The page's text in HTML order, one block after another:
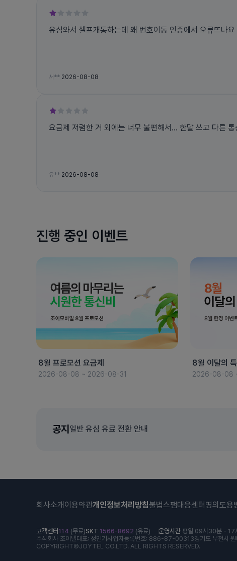
유심와서 셀프개통하는데 왜 번호이동 인증에서 오류뜨나요
서** 2026-08-08
요금제 저렴한 거 외에는 너무 불편해서... 한달 쓰고 다른
유** 2026-08-08
진행 중인 이벤트
8월 프로모션 요금제
2026-08-08 ~ 2026-08-31
8월 이달의
2026-08-08
공지 일반 유심 유료 전환 안내
회사소개 이용약관개인정보처리방침불법스팸대응센터 명의도용
고객센터 114 (무료)SKT 1566-8692 (유료) 운영시간 평일 09시30분 - 17
주식회사 조이텔대표: 정민기 사업자등록번호: 886-87-00313경기도 부천시
COPYRIGHT©JOYTEL CO.LTD. ALL RIGHTS RESERVED.